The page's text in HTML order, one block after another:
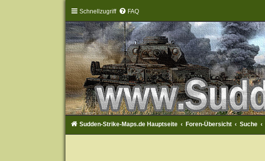
Schnellzugriff FAQ
Sudden-Strike-Maps.de Hauptseite Foren-Übersicht Suche